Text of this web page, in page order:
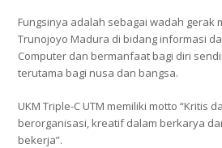
Fungsinya adalah sebagai wadah gerak
Trunojoyo Madura di bidang informasi
Computer dan bermanfaat bagi diri
terutama bagi nusa dan bangsa.
UKM Triple-C UTM memiliki motto “Kritis
berorganisasi, kreatif dalam berkarya
bekerja”.